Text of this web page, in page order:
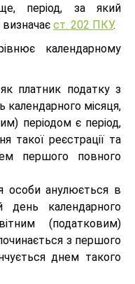
період, за який
ст. 202 ПКУ.
календарному
платник податку з
календарного місяця,
періодом є період,
такої реєстрації та
першого повного
особи анулюється в
день календарного
(податковим)
з першого
днем такого